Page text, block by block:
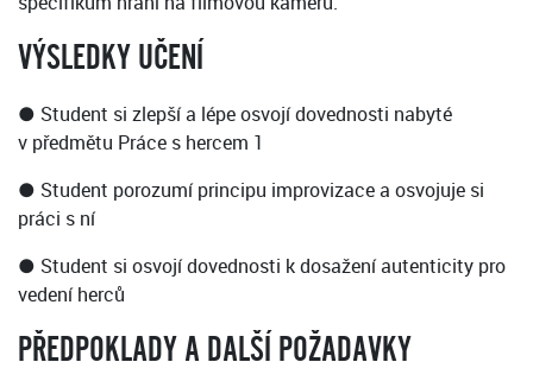
VÝSLEDKY UČENÍ
● Student si zlepší a lépe osvojí dovednosti nabyté
v předmětu Práce s hercem 1
● Student porozumí principu improvizace a osvojuje si
práci s ní
● Student si osvojí dovednosti k dosažení autenticity pro
vedení herců
PŘEDPOKLADY A DALŠÍ POŽADAVKY